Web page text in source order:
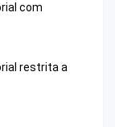
com
restrita a